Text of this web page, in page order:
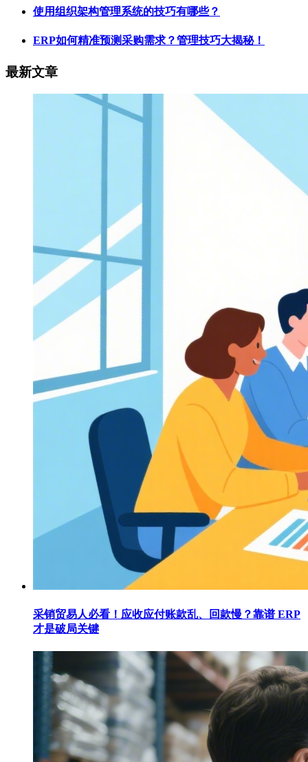
使用组织架构管理系统的技巧有哪些？
ERP如何精准预测采购需求？管理技巧大揭秘！
最新文章
采销贸易人必看！应收应付账款乱、回款慢？靠谱 ERP
才是破局关键